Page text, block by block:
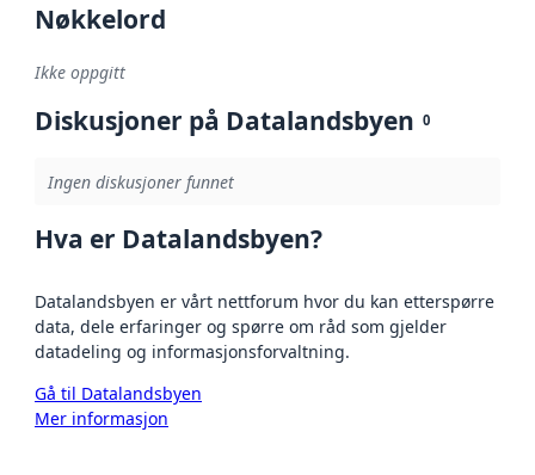
Nøkkelord
Ikke oppgitt
Diskusjoner på Datalandsbyen 0
Ingen diskusjoner funnet
Hva er Datalandsbyen?
Datalandsbyen er vårt nettforum hvor du kan etterspørre
data, dele erfaringer og spørre om råd som gjelder
datadeling og informasjonsforvaltning.
Gå til Datalandsbyen
Mer informasjon